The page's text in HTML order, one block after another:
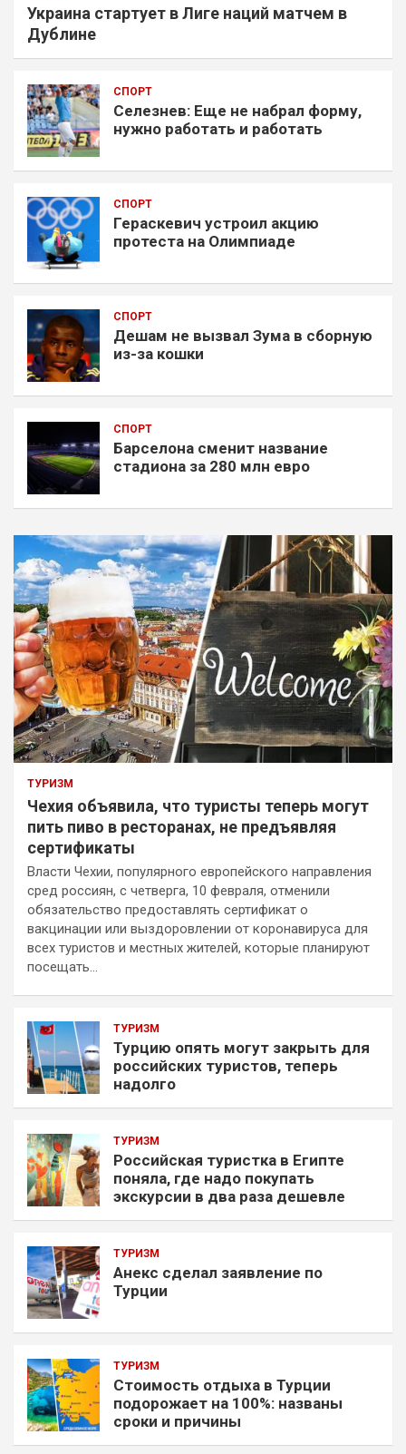
Украина стартует в Лиге наций матчем в
Дублине
СПОРТ
Селезнев: Еще не набрал форму,
нужно работать и работать
СПОРТ
Гераскевич устроил акцию
протеста на Олимпиаде
СПОРТ
Дешам не вызвал Зума в сборную
из-за кошки
СПОРТ
Барселона сменит название
стадиона за 280 млн евро
ТУРИЗМ
Чехия объявила, что туристы теперь могут
пить пиво в ресторанах, не предъявляя
сертификаты
Власти Чехии, популярного европейского направления
сред россиян, с четверга, 10 февраля, отменили
обязательство предоставлять сертификат о
вакцинации или выздоровлении от коронавируса для
всех туристов и местных жителей, которые планируют
посещать…
ТУРИЗМ
Турцию опять могут закрыть для
российских туристов, теперь
надолго
ТУРИЗМ
Российская туристка в Египте
поняла, где надо покупать
экскурсии в два раза дешевле
ТУРИЗМ
Анекс сделал заявление по
Турции
ТУРИЗМ
Стоимость отдыха в Турции
подорожает на 100%: названы
сроки и причины